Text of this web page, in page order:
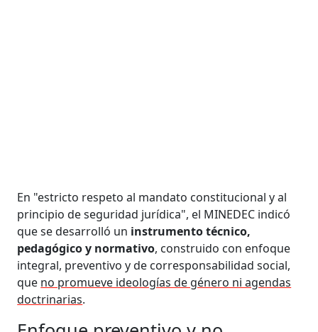
En "estricto respeto al mandato constitucional y al
principio de seguridad jurídica", el MINEDEC indicó
que se desarrolló un instrumento técnico,
pedagógico y normativo, construido con enfoque
integral, preventivo y de corresponsabilidad social,
que no promueve ideologías de género ni agendas
doctrinarias.